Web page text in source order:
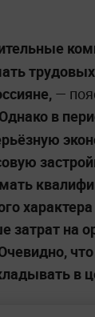
—
Однако в
затрат на
в